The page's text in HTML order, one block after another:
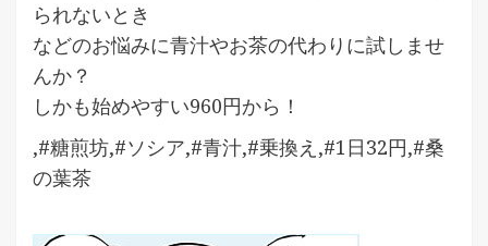
られないとき
などのお悩みに青汁やお茶の代わりに試しませ
んか？
しかも始めやすい960円から！
,#糖煎坊,#ソシア,#青汁,#乗換え,#1日32円,#桑
の葉茶